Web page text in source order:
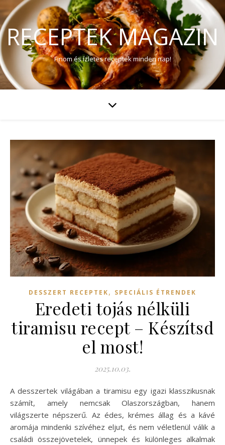
RECEPTEK MAGAZIN
Finom és ízletes receptek minden nap!
DESSZERT RECEPTEK, SPECIÁLIS ÉTRENDEK
Eredeti tojás nélküli
tiramisu recept – Készítsd
el most!
2025.10.03.
A desszertek világában a tiramisu egy igazi klasszikusnak
számít, amely nemcsak Olaszországban, hanem
világszerte népszerű. Az édes, krémes állag és a kávé
aromája mindenki szívéhez eljut, és nem véletlenül válik a
családi összejövetelek, ünnepek és különleges alkalmak